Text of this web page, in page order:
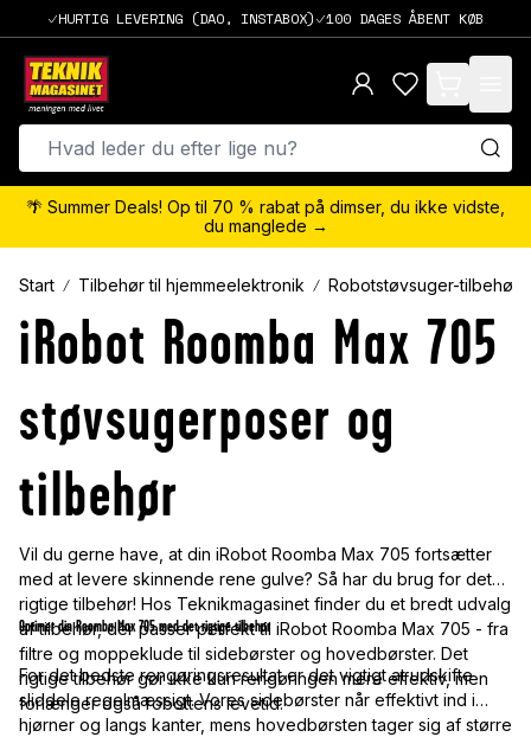
HURTIG LEVERING (DAO, INSTABOX) 100 DAGES ÅBENT KØB
items in cart,
🌴 Summer Deals! Op til 70 % rabat på dimser, du ikke vidste,
du manglede →
Start Tilbehør til hjemmeelektronik Robotstøvsuger-tilbehør
iRobot Roomba Max 705
støvsugerposer og
tilbehør
Vil du gerne have, at din iRobot Roomba Max 705 fortsætter
med at levere skinnende rene gulve? Så har du brug for det
rigtige tilbehør! Hos Teknikmagasinet finder du et bredt udvalg
af tilbehør, der passer perfekt til iRobot Roomba Max 705 - fra
filtre og moppeklude til sidebørster og hovedbørster. Det
rigtige tilbehør gør ikke kun rengøringen mere effektiv, men
forlænger også robottens levetid.
Optimer din Roomba Max 705 med det rigtige tilbehør
For det bedste rengøringsresultat er det vigtigt at udskifte
sliddele regelmæssigt. Vores sidebørster når effektivt ind i
hjørner og langs kanter, mens hovedbørsten tager sig af større